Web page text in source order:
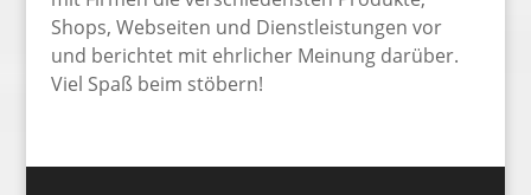
Shops, Webseiten und Dienstleistungen vor
und berichtet mit ehrlicher Meinung darüber.
Viel Spaß beim stöbern!